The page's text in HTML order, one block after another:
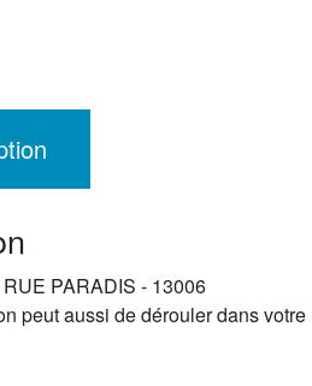
PARADIS - 13006
peut aussi de dérouler dans votre